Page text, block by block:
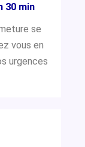
30 min
se
vous en
urgences